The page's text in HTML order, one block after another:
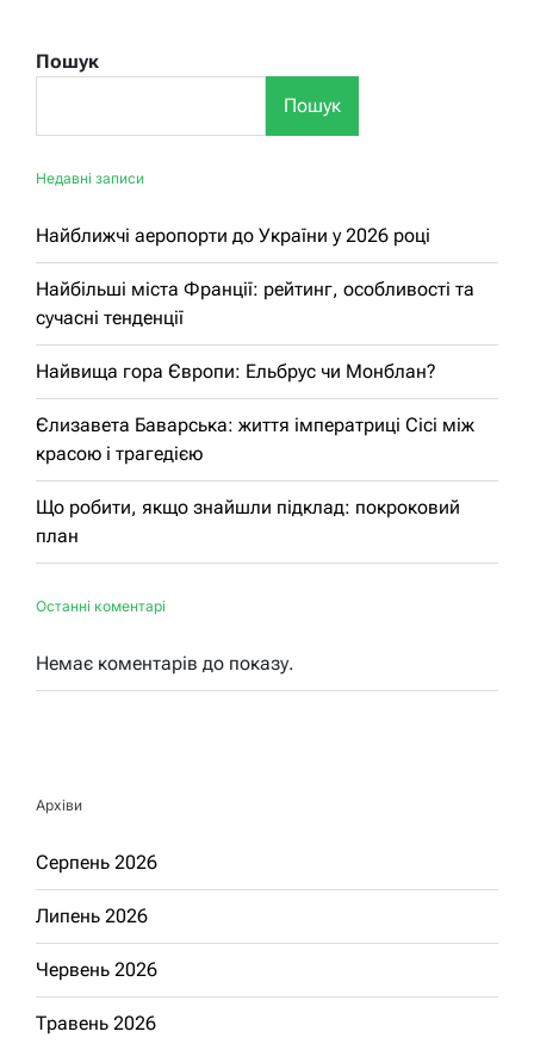
Пошук
Пошук
Недавні записи
Найближчі аеропорти до України у 2026 році
Найбільші міста Франції: рейтинг, особливості та
сучасні тенденції
Найвища гора Європи: Ельбрус чи Монблан?
Єлизавета Баварська: життя імператриці Сісі між
красою і трагедією
Що робити, якщо знайшли підклад: покроковий
план
Останні коментарі
Немає коментарів до показу.
Архіви
Серпень 2026
Липень 2026
Червень 2026
Травень 2026